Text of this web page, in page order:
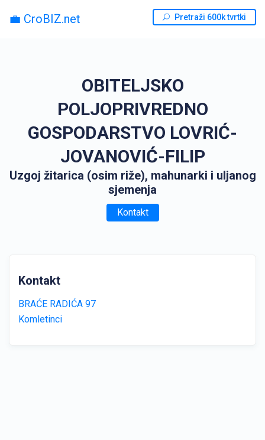
💼 CroBIZ.net Pretraži 600k tvrtki
OBITELJSKO
POLJOPRIVREDNO
GOSPODARSTVO LOVRIĆ-
JOVANOVIĆ-FILIP
Uzgoj žitarica (osim riže), mahunarki i uljanog
sjemenja
Kontakt
Kontakt
BRAĆE RADIĆA 97
Komletinci